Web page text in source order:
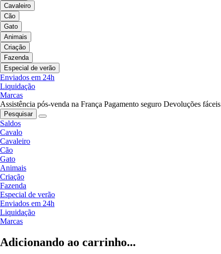
Cavaleiro
Cão
Gato
Animais
Criação
Fazenda
Especial de verão
Enviados em 24h
Liquidação
Marcas
Assistência pós-venda na França Pagamento seguro Devoluções fáceis
Pesquisar
Saldos
Cavalo
Cavaleiro
Cão
Gato
Animais
Criação
Fazenda
Especial de verão
Enviados em 24h
Liquidação
Marcas
Adicionando ao carrinho...